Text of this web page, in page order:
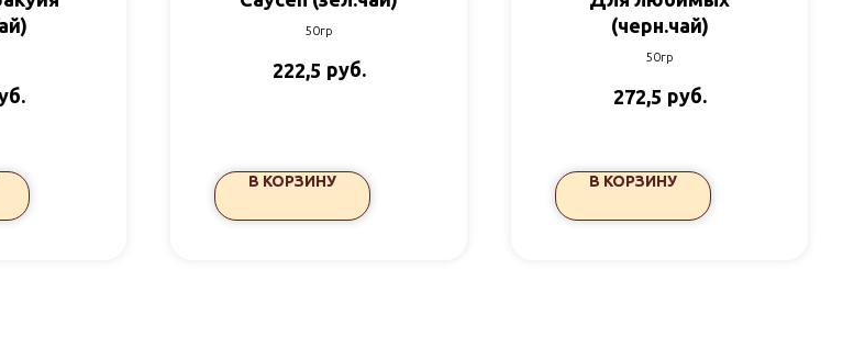
50гр
222,5 руб.
В КОРЗИНУ
(черн.чай)
50гр
272,5 руб.
В КОРЗИНУ